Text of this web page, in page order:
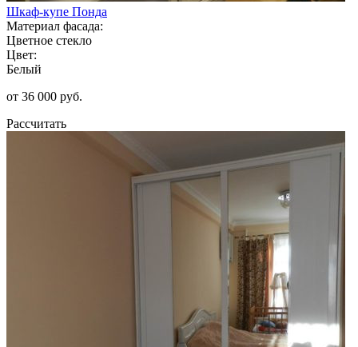
Шкаф-купе Понда
Материал фасада:
Цветное стекло
Цвет:
Белый
от 36 000 руб.
Рассчитать